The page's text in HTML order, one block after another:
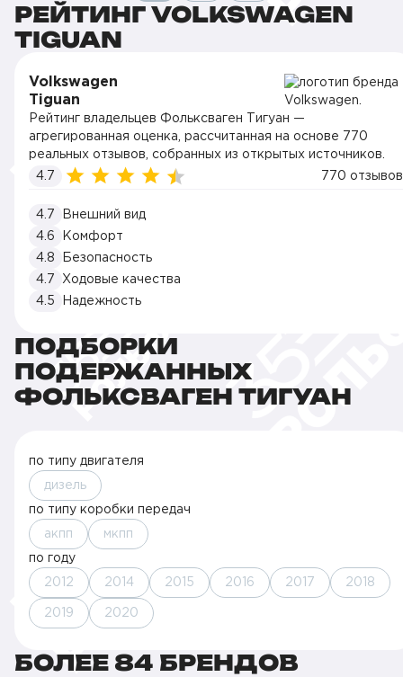
РЕЙТИНГ VOLKSWAGEN
TIGUAN
Volkswagen
Tiguan
Рейтинг владельцев Фольксваген Тигуан —
агрегированная оценка, рассчитанная на основе 770
реальных отзывов, собранных из открытых источников.
4.7
770 отзывов
4.7
Внешний вид
4.6
Комфорт
4.8
Безопасность
4.7
Ходовые качества
4.5
Надежность
ПОДБОРКИ
ПОДЕРЖАННЫХ
ФОЛЬКСВАГЕН ТИГУАН
по типу двигателя
дизель
по типу коробки передач
акпп мкпп
по году
2012 2014 2015 2016 2017 2018
2019 2020
БОЛЕЕ 84 БРЕНДОВ